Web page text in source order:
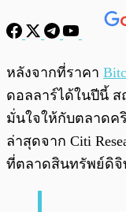
พร้อมเล่น
หลังจากที่ราคา
ดอลลาร์ได้ในปีนี้
มั่นใจให้กับตลาดค
ล่าสุดจาก Citi
ที่ตลาดสินทรัพย์ดิจิ